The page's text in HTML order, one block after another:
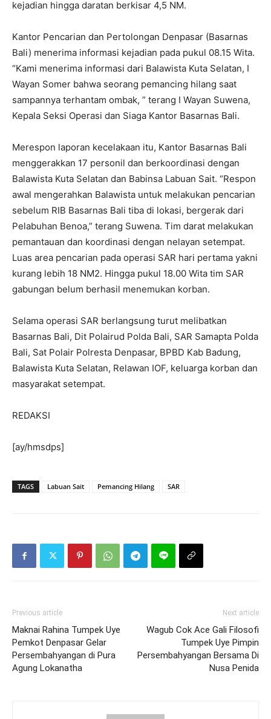
kejadian hingga daratan berkisar 4,5 NM.
Kantor Pencarian dan Pertolongan Denpasar (Basarnas
Bali) menerima informasi kejadian pada pukul 08.15 Wita.
“Kami menerima informasi dari Balawista Kuta Selatan, I
Wayan Somer bahwa seorang pemancing hilang saat
sampannya terhantam ombak, ” terang I Wayan Suwena,
Kepala Seksi Operasi dan Siaga Kantor Basarnas Bali.
Merespon laporan kecelakaan itu, Kantor Basarnas Bali
menggerakkan 17 personil dan berkoordinasi dengan
Balawista Kuta Selatan dan Babinsa Labuan Sait. “Respon
awal mengerahkan Balawista untuk melakukan pencarian
sebelum RIB Basarnas Bali tiba di lokasi, bergerak dari
Pelabuhan Benoa,” terang Suwena. Tim darat melakukan
pemantauan dan koordinasi dengan nelayan setempat.
Luas area pencarian pada operasi SAR hari pertama yakni
kurang lebih 18 NM2. Hingga pukul 18.00 Wita tim SAR
gabungan belum berhasil menemukan korban.
Selama operasi SAR berlangsung turut melibatkan
Basarnas Bali, Dit Polairud Polda Bali, SAR Samapta Polda
Bali, Sat Polair Polresta Denpasar, BPBD Kab Badung,
Balawista Kuta Selatan, Relawan IOF, keluarga korban dan
masyarakat setempat.
REDAKSI
[ay/hmsdps]
TAGS Labuan Sait Pemancing Hilang SAR
Previous article
Maknai Rahina Tumpek Uye
Pemkot Denpasar Gelar
Persembahyangan di Pura
Agung Lokanatha
Next article
Wagub Cok Ace Gali Filosofi
Tumpek Uye Pimpin
Persembahyangan Bersama Di
Nusa Penida